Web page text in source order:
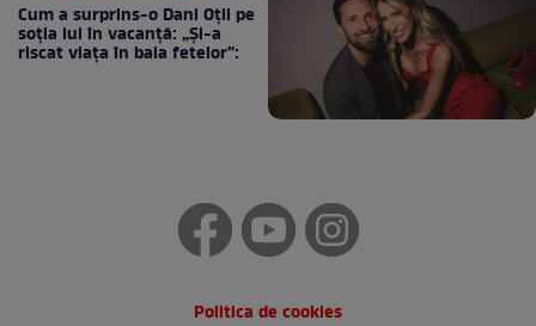
Cum a surprins-o Dani Oțil pe
soția lui în vacanță: „Și-a
riscat viața în baia fetelor”:
Politica de cookies